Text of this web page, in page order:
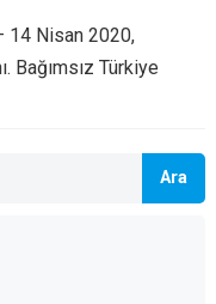
14 Nisan 2020,
Bağımsız Türkiye
Ara